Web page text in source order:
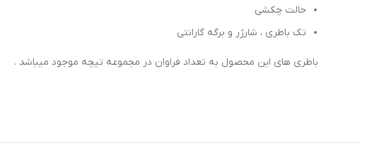
حالت چکشی
تک باطری ، شارژر و برگه گارانتی
باطری های این محصول به تعداد فراوان در مجموعه تیچه موجود میباشد .